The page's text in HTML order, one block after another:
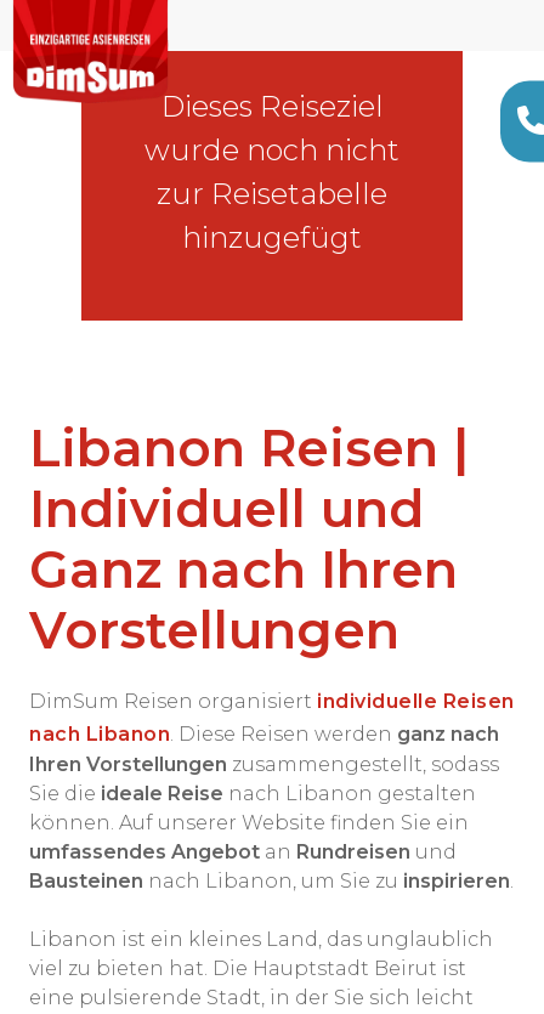
Dieses Reiseziel
wurde noch nicht
zur Reisetabelle
hinzugefügt
Libanon Reisen |
Individuell und
Ganz nach Ihren
Vorstellungen
DimSum Reisen organisiert individuelle Reisen
nach Libanon. Diese Reisen werden ganz nach
Ihren Vorstellungen zusammengestellt, sodass
Sie die ideale Reise nach Libanon gestalten
können. Auf unserer Website finden Sie ein
umfassendes Angebot an Rundreisen und
Bausteinen nach Libanon, um Sie zu inspirieren.
Libanon ist ein kleines Land, das unglaublich
viel zu bieten hat. Die Hauptstadt Beirut ist
eine pulsierende Stadt, in der Sie sich leicht